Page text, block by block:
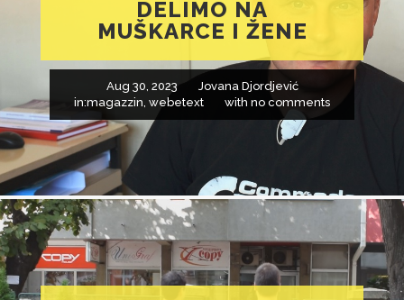
DELIMO NA
MUŠKARCE I ŽENE
Aug 30, 2023
Jovana Djordjević
in:magazzin, webetext with no comments